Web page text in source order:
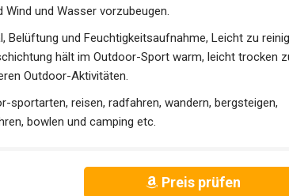
und Wasser vorzubeugen.
Belüftung und Feuchtigkeitsaufnahme, Leicht zu
Beschichtung hält im Outdoor-Sport warm, leicht
bei anderen Outdoor-Aktivitäten.
reisen, radfahren, wandern, bergsteigen,
bowlen und camping etc.
Preis prüfen